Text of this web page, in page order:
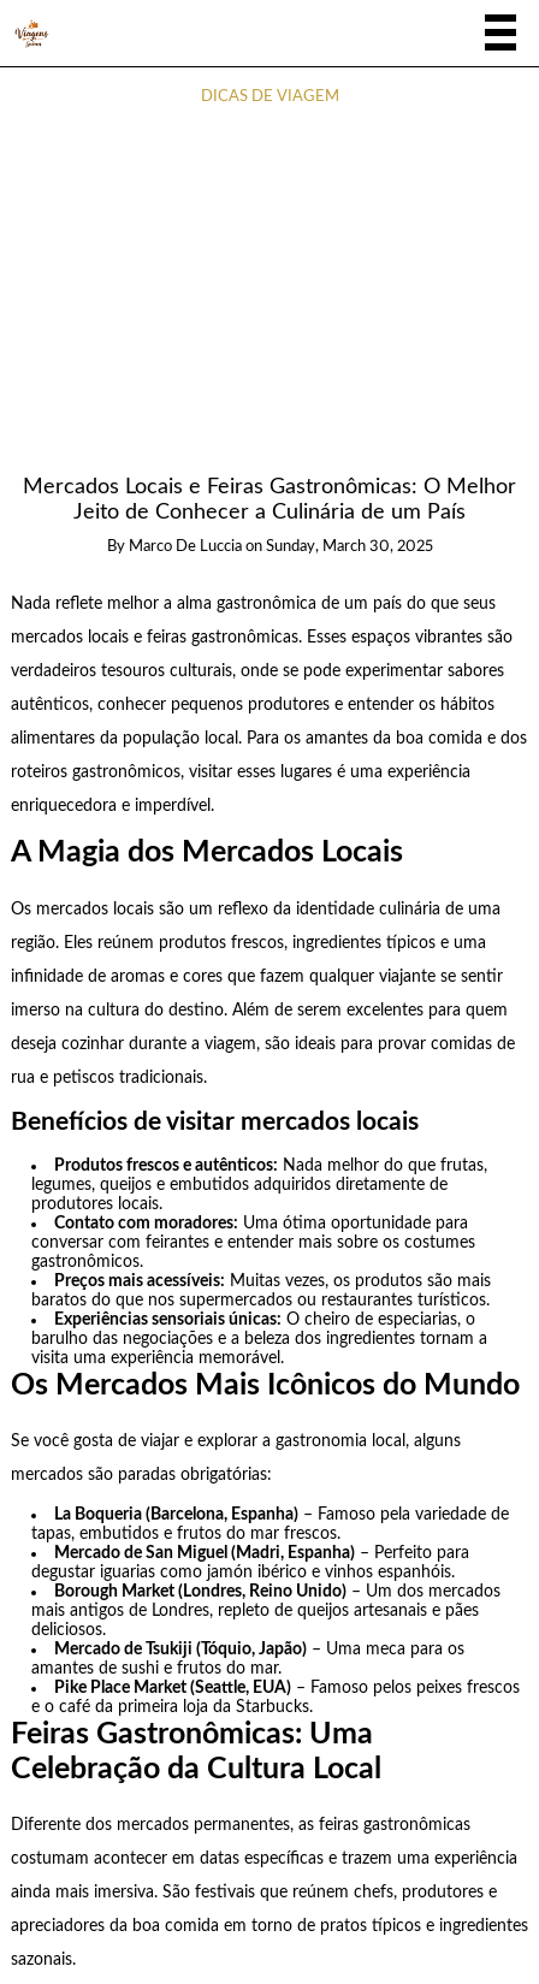
DICAS DE VIAGEM
Mercados Locais e Feiras Gastronômicas: O Melhor
Jeito de Conhecer a Culinária de um País
By Marco De Luccia on Sunday, March 30, 2025
Nada reflete melhor a alma gastronômica de um país do que seus
mercados locais e feiras gastronômicas. Esses espaços vibrantes são
verdadeiros tesouros culturais, onde se pode experimentar sabores
autênticos, conhecer pequenos produtores e entender os hábitos
alimentares da população local. Para os amantes da boa comida e dos
roteiros gastronômicos, visitar esses lugares é uma experiência
enriquecedora e imperdível.
A Magia dos Mercados Locais
Os mercados locais são um reflexo da identidade culinária de uma
região. Eles reúnem produtos frescos, ingredientes típicos e uma
infinidade de aromas e cores que fazem qualquer viajante se sentir
imerso na cultura do destino. Além de serem excelentes para quem
deseja cozinhar durante a viagem, são ideais para provar comidas de
rua e petiscos tradicionais.
Benefícios de visitar mercados locais
Produtos frescos e autênticos: Nada melhor do que frutas,
legumes, queijos e embutidos adquiridos diretamente de
produtores locais.
Contato com moradores: Uma ótima oportunidade para
conversar com feirantes e entender mais sobre os costumes
gastronômicos.
Preços mais acessíveis: Muitas vezes, os produtos são mais
baratos do que nos supermercados ou restaurantes turísticos.
Experiências sensoriais únicas: O cheiro de especiarias, o
barulho das negociações e a beleza dos ingredientes tornam a
visita uma experiência memorável.
Os Mercados Mais Icônicos do Mundo
Se você gosta de viajar e explorar a gastronomia local, alguns
mercados são paradas obrigatórias:
La Boqueria (Barcelona, Espanha) – Famoso pela variedade de
tapas, embutidos e frutos do mar frescos.
Mercado de San Miguel (Madri, Espanha) – Perfeito para
degustar iguarias como jamón ibérico e vinhos espanhóis.
Borough Market (Londres, Reino Unido) – Um dos mercados
mais antigos de Londres, repleto de queijos artesanais e pães
deliciosos.
Mercado de Tsukiji (Tóquio, Japão) – Uma meca para os
amantes de sushi e frutos do mar.
Pike Place Market (Seattle, EUA) – Famoso pelos peixes frescos
e o café da primeira loja da Starbucks.
Feiras Gastronômicas: Uma
Celebração da Cultura Local
Diferente dos mercados permanentes, as feiras gastronômicas
costumam acontecer em datas específicas e trazem uma experiência
ainda mais imersiva. São festivais que reúnem chefs, produtores e
apreciadores da boa comida em torno de pratos típicos e ingredientes
sazonais.